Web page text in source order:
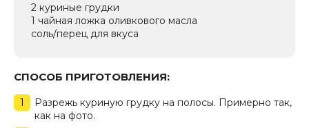
2 куриные грудки
1 чайная ложка оливкового масла
соль/перец для вкуса
СПОСОБ ПРИГОТОВЛЕНИЯ:
Разрежь куриную грудку на полосы. Примерно так,
как на фото.